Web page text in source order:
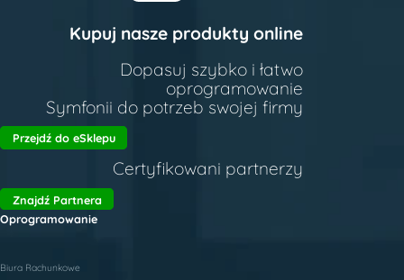
Kupuj nasze produkty online
Dopasuj szybko i łatwo
oprogramowanie
Symfonii do potrzeb swojej firmy
Przejdź do eSklepu
Certyfikowani partnerzy
Znajdź Partnera
Oprogramowanie
Biura Rachunkowe